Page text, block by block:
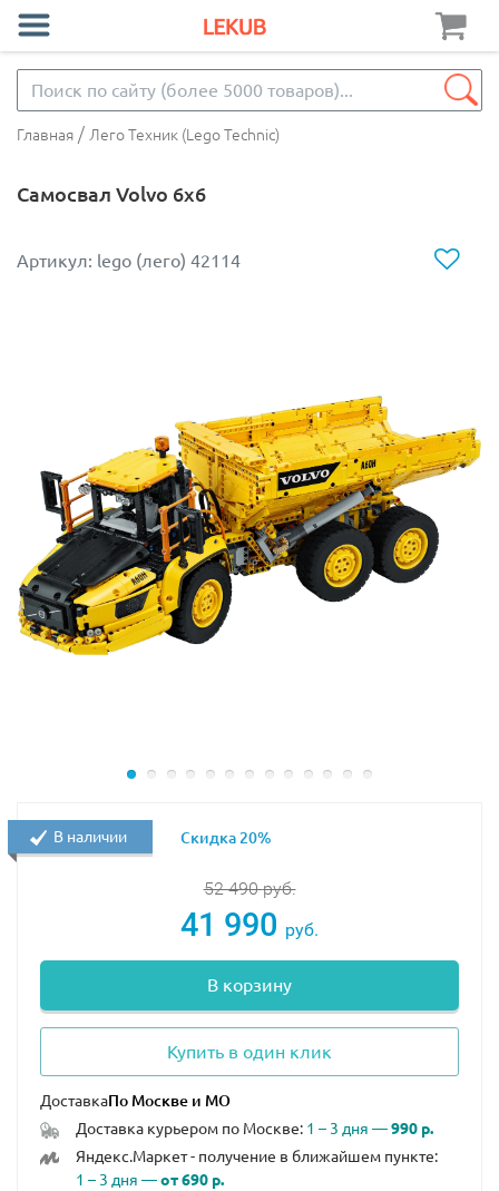
Главная / Лего Техник (Lego Technic)
Самосвал Volvo 6х6
Артикул: lego (лего) 42114
52 490руб.
41 990 руб.
В корзину
Купить в один клик
Доставка
Доставка курьером по Москве: 1 – 3 дня —990 р.
Яндекс.Маркет - получение в ближайшем пункте:
1 – 3 дня —от 690 р.
В наличии Скидка 20%